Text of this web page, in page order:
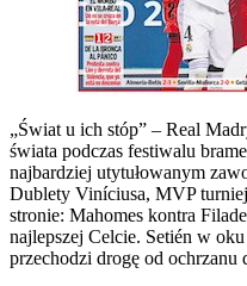
„Świat u ich stóp” – Real
świata podczas festiwalu
najbardziej utytułowanym
Dublety Viníciusa, MVP
stronie: Mahomes kontra
najlepszej Celcie. Setién w
przechodzi drogę od ochrzanu